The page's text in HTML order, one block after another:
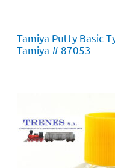
Tamiya Putty Basic
Tamiya # 87053